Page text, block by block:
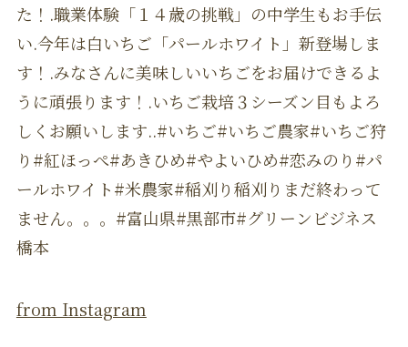
た！.職業体験「１４歳の挑戦」の中学生もお手伝
い.今年は白いちご「パールホワイト」新登場しま
す！.みなさんに美味しいいちごをお届けできるよ
うに頑張ります！.いちご栽培３シーズン目もよろ
しくお願いします..#いちご#いちご農家#いちご狩
り#紅ほっぺ#あきひめ#やよいひめ#恋みのり#パ
ールホワイト#米農家#稲刈り稲刈りまだ終わって
ません。。。#富山県#黒部市#グリーンビジネス
橋本
from Instagram